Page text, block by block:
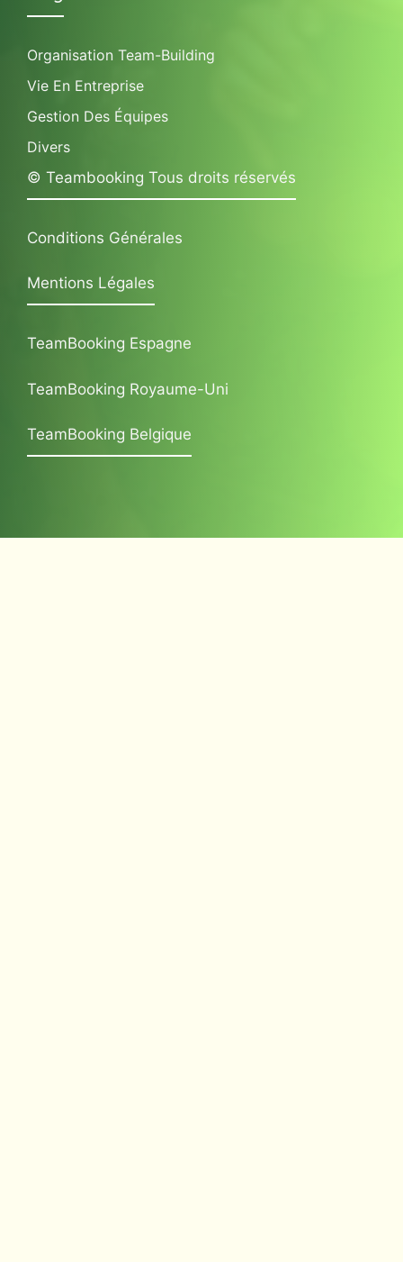
Organisation Team-Building
Vie En Entreprise
Gestion Des Équipes
Divers
© Teambooking Tous droits réservés
Conditions Générales
Mentions Légales
TeamBooking Espagne
TeamBooking Royaume-Uni
TeamBooking Belgique